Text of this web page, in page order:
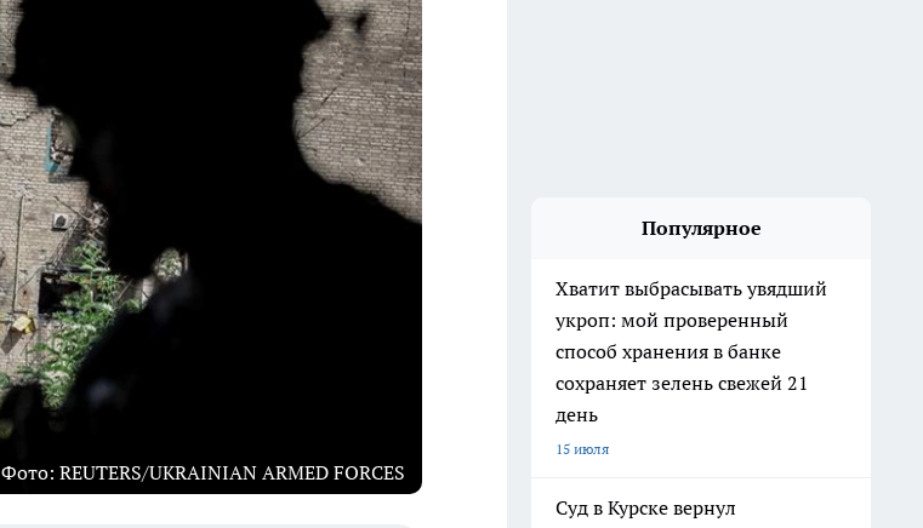
Фото: REUTERS/UKRAINIAN ARMED FORCES
Популярное
Хватит выбрасывать увядший
укроп: мой проверенный
способ хранения в банке
сохраняет зелень свежей 21
день
15 июля
Суд в Курске вернул